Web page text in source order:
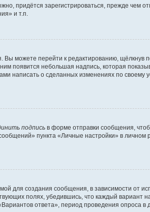
придётся зарегистрироваться, прежде чем
и т.п.
можете перейти к редактированию, щёлкнув
появится небольшая надпись, которая
написать о сделанных изменениях по своему
подпись в форме отправки сообщения,
пункта «Личные настройки» в личном
для создания сообщения, в зависимости от
полях, убедившись, что каждый вариант
ответа», период проведения опроса в